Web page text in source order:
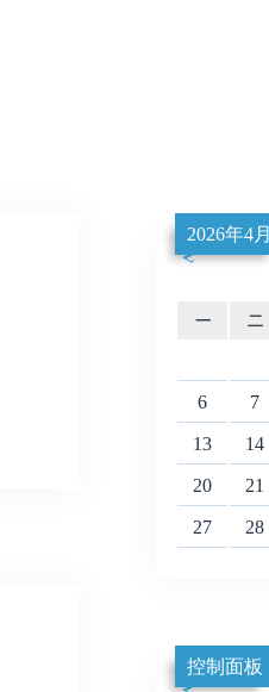
2026年4月
一 二
6 7
13 14
20 21
27 28
控制面板